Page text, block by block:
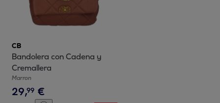
CB
Bandolera con Cadena y
Cremallera
Marron
29,99 €